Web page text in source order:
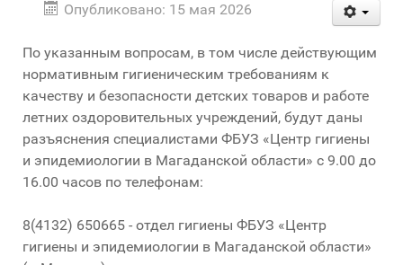
Опубликовано: 15 мая 2026
По указанным вопросам, в том числе действующим
нормативным гигиеническим требованиям к
качеству и безопасности детских товаров и работе
летних оздоровительных учреждений, будут даны
разъяснения специалистами ФБУЗ «Центр гигиены
и эпидемиологии в Магаданской области» с 9.00 до
16.00 часов по телефонам:
8(4132) 650665 - отдел гигиены ФБУЗ «Центр
гигиены и эпидемиологии в Магаданской области»